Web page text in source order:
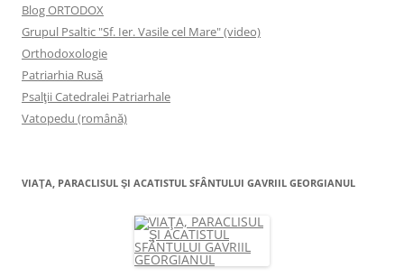
Blog ORTODOX
Grupul Psaltic "Sf. Ier. Vasile cel Mare" (video)
Orthodoxologie
Patriarhia Rusă
Psalţii Catedralei Patriarhale
Vatopedu (română)
VIAŢA, PARACLISUL ŞI ACATISTUL SFÂNTULUI GAVRIIL GEORGIANUL